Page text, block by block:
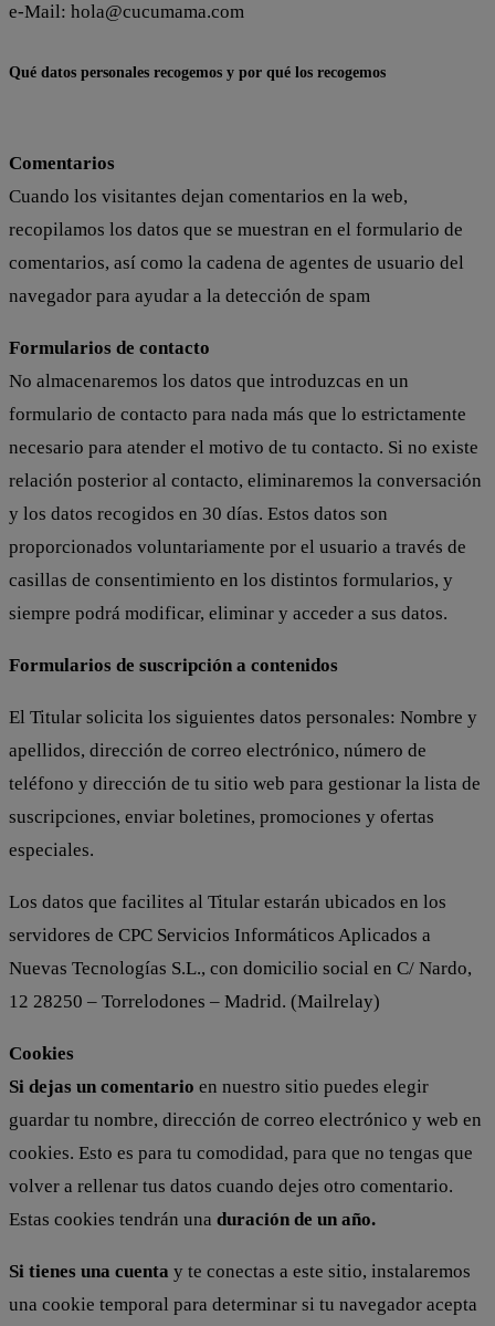
e-Mail: hola@cucumama.com
Qué datos personales recogemos y por qué los recogemos
Comentarios
Cuando los visitantes dejan comentarios en la web,
recopilamos los datos que se muestran en el formulario de
comentarios, así como la cadena de agentes de usuario del
navegador para ayudar a la detección de spam
Formularios de contacto
No almacenaremos los datos que introduzcas en un
formulario de contacto para nada más que lo estrictamente
necesario para atender el motivo de tu contacto. Si no existe
relación posterior al contacto, eliminaremos la conversación
y los datos recogidos en 30 días. Estos datos son
proporcionados voluntariamente por el usuario a través de
casillas de consentimiento en los distintos formularios, y
siempre podrá modificar, eliminar y acceder a sus datos.
Formularios de suscripción a contenidos
El Titular solicita los siguientes datos personales: Nombre y
apellidos, dirección de correo electrónico, número de
teléfono y dirección de tu sitio web para gestionar la lista de
suscripciones, enviar boletines, promociones y ofertas
especiales.
Los datos que facilites al Titular estarán ubicados en los
servidores de CPC Servicios Informáticos Aplicados a
Nuevas Tecnologías S.L., con domicilio social en C/ Nardo,
12 28250 – Torrelodones – Madrid. (Mailrelay)
Cookies
Si dejas un comentario en nuestro sitio puedes elegir
guardar tu nombre, dirección de correo electrónico y web en
cookies. Esto es para tu comodidad, para que no tengas que
volver a rellenar tus datos cuando dejes otro comentario.
Estas cookies tendrán una duración de un año.
Si tienes una cuenta y te conectas a este sitio, instalaremos
una cookie temporal para determinar si tu navegador acepta